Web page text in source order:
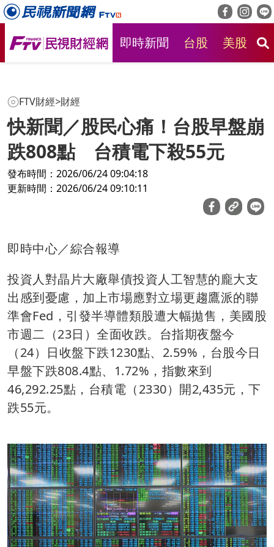
即時新聞 台股 美股
FTV財經>財經
快新聞／股民心痛！台股早盤崩
跌808點 台積電下殺55元
發布時間：2026/06/24 09:04:18
更新時間：2026/06/24 09:10:11
即時中心／綜合報導
投資人對晶片大廠舉債投資人工智慧的龐大支
出感到憂慮，加上市場應對立場更趨鷹派的聯
準會Fed，引發半導體類股遭大幅拋售，美國股
市週二（23日）全面收跌。台指期夜盤今
（24）日收盤下跌1230點、2.59%，台股今日
早盤下跌808.4點、1.72%，指數來到
46,292.25點，台積電（2330）開2,435元，下
跌55元。